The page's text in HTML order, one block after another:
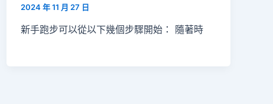
2024 年 11 月 27 日
新手跑步可以從以下幾個步驟開始： 隨著時